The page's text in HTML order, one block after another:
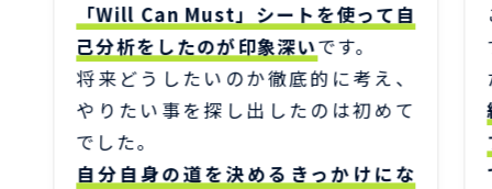
「Will Can Must」シートを使って自
己分析をしたのが印象深いです。
将来どうしたいのか徹底的に考え、
やりたい事を探し出したのは初めて
でした。
自分自身の道を決めるきっかけにな